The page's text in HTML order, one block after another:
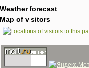
Weather forecast
Map of visitors